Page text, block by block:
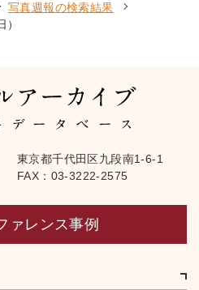
写真週報の検索結果
東京都千代田区九段南1-6-1
FAX：03-3222-2575
ァレンス事例